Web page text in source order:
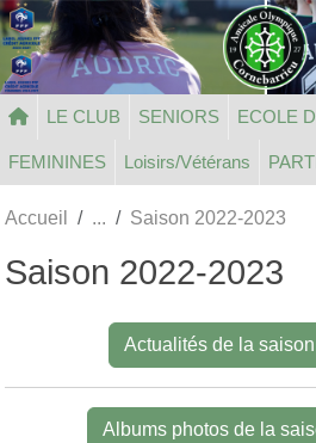
LE CLUB SENIORS ECOLE
FEMININES Loisirs/Vétérans
Accueil Saison 2022-2023
Saison 2022-2023
Actualités de la
Albums photos de la
Panneau de gestion des cookies